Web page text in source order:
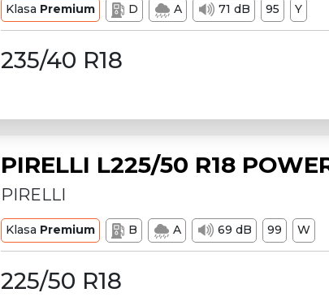
Klasa Premium D A 71 dB 95 Y
235/40 R18
PIRELLI L225/50 R18
PIRELLI
Klasa Premium B A 69 dB 99 W
225/50 R18